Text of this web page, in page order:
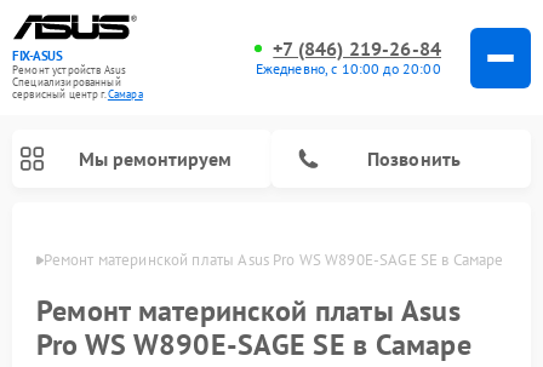
FIX-ASUS
Ремонт устройств Asus
Специализированный
cервисный центр г.Самара
+7 (846) 219-26-84
Ежедневно, с 10:00 до 20:00
Мы ремонтируем Позвонить
Ремонт материнской платы Asus Pro WS W890E-SAGE SE в Самаре
Ремонт материнской платы Asus
Pro WS W890E-SAGE SE в Самаре